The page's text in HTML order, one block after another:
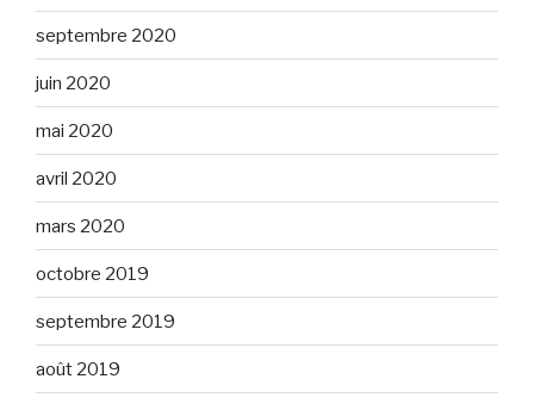
septembre 2020
juin 2020
mai 2020
avril 2020
mars 2020
octobre 2019
septembre 2019
août 2019